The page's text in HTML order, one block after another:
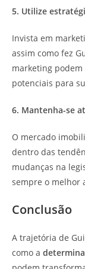
5. Utilize
Invista em
assim como fez
marketing
potenciais para
6. Mantenha-se
O mercado
dentro das
mudanças na
sempre o melhor
Conclusão
A trajetória de
como a